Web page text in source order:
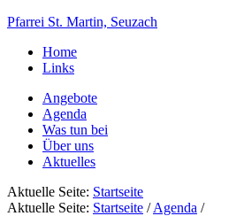
Pfarrei St. Martin, Seuzach
Home
Links
Angebote
Agenda
Was tun bei
Über uns
Aktuelles
Aktuelle Seite: Startseite
Aktuelle Seite: Startseite / Agenda /